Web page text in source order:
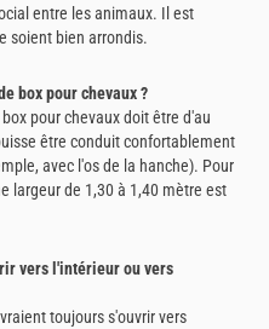
entre les animaux. Il est
soient bien arrondis.
box pour chevaux ?
pour chevaux doit être d'au
être conduit confortablement
avec l'os de la hanche). Pour
largeur de 1,30 à 1,40 mètre est
vers l'intérieur ou vers
toujours s'ouvrir vers